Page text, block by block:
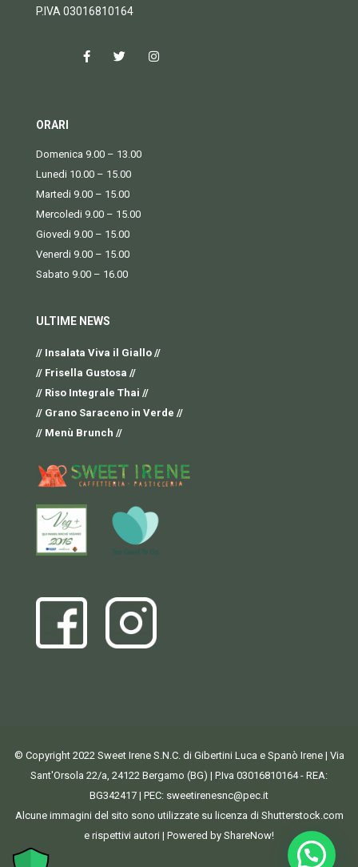
P.IVA 03016810164
ORARI
Domenica 9.00 – 13.00
Lunedi 10.00 – 15.00
Martedi 9.00 – 15.00
Mercoledi 9.00 – 15.00
Giovedi 9.00 – 15.00
Venerdi 9.00 – 15.00
Sabato 9.00 – 16.00
ULTIME NEWS
// Insalata Viva il Giallo //
// Frisella Gustosa //
// Riso Integrale Thai //
// Grano Saraceno in Verde //
// Menù Brunch //
© Copyright 2022 Sweet Irene S.N.C. di Gibertini Luca e Spanò Irene | Via
Sant'Orsola 22/a, 24122 Bergamo (BG) | P.Iva 03016810164 - REA:
BG342417 | PEC: sweetirenesnc@pec.it
Alcune immagini del sito sono utilizzate su licenza di Shutterstock.com
e rispettivi autori | Powered by ShareNow!